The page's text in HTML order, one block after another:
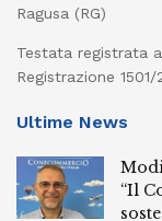
Ragusa (RG)
Testata registrata
Registrazione
Ultime News
“Il